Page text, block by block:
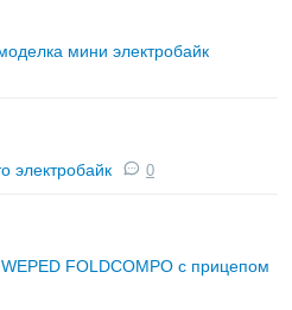
мини электробайк
электробайк 0
FOLDCOMPO с прицепом